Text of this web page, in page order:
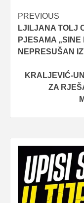
Post
PREVIOUS
LJILJANA TOLJ
PJESAMA
NEPRESUŠAN
KRALJEVIĆ-
ZA